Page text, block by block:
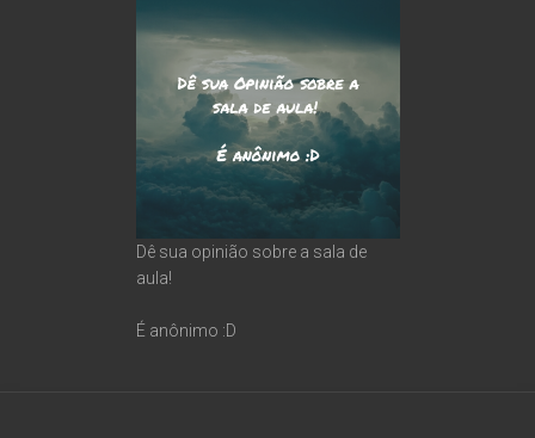
Dê sua opinião sobre a sala de
aula!
É anônimo :D